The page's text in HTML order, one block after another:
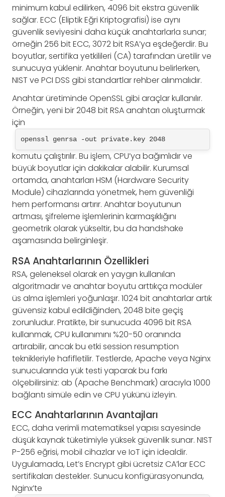
minimum kabul edilirken, 4096 bit ekstra güvenlik
sağlar. ECC (Eliptik Eğri Kriptografisi) ise aynı
güvenlik seviyesini daha küçük anahtarlarla sunar;
örneğin 256 bit ECC, 3072 bit RSA’ya eşdeğerdir. Bu
boyutlar, sertifika yetkilileri (CA) tarafından üretilir ve
sunucuya yüklenir. Anahtar boyutunu belirlerken,
NIST ve PCI DSS gibi standartlar rehber alınmalıdır.
Anahtar üretiminde OpenSSL gibi araçlar kullanılır.
Örneğin, yeni bir 2048 bit RSA anahtarı oluşturmak
için
openssl genrsa -out private.key 2048
komutu çalıştırılır. Bu işlem, CPU’ya bağımlıdır ve
büyük boyutlar için dakikalar alabilir. Kurumsal
ortamda, anahtarları HSM (Hardware Security
Module) cihazlarında yönetmek, hem güvenliği
hem performansı artırır. Anahtar boyutunun
artması, şifreleme işlemlerinin karmaşıklığını
geometrik olarak yükseltir, bu da handshake
aşamasında belirginleşir.
RSA Anahtarlarının Özellikleri
RSA, geleneksel olarak en yaygın kullanılan
algoritmadır ve anahtar boyutu arttıkça modüler
üs alma işlemleri yoğunlaşır. 1024 bit anahtarlar artık
güvensiz kabul edildiğinden, 2048 bite geçiş
zorunludur. Pratikte, bir sunucuda 4096 bit RSA
kullanmak, CPU kullanımını %20-50 oranında
artırabilir, ancak bu etki session resumption
teknikleriyle hafifletilir. Testlerde, Apache veya Nginx
sunucularında yük testi yaparak bu farkı
ölçebilirsiniz: ab (Apache Benchmark) aracıyla 1000
bağlantı simüle edin ve CPU yükünü izleyin.
ECC Anahtarlarının Avantajları
ECC, daha verimli matematiksel yapısı sayesinde
düşük kaynak tüketimiyle yüksek güvenlik sunar. NIST
P-256 eğrisi, mobil cihazlar ve IoT için idealdir.
Uygulamada, Let’s Encrypt gibi ücretsiz CA’lar ECC
sertifikaları destekler. Sunucu konfigürasyonunda,
Nginx’te